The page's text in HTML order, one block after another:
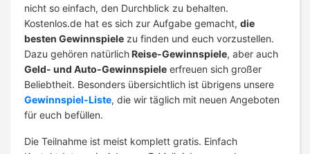
nicht so einfach, den Durchblick zu behalten.
Kostenlos.de hat es sich zur Aufgabe gemacht, die
besten Gewinnspiele zu finden und euch vorzustellen.
Dazu gehören natürlichReise-Gewinnspiele, aber auch
Geld- und Auto-Gewinnspiele erfreuen sich großer
Beliebtheit. Besonders übersichtlich ist übrigens unsere
Gewinnspiel-Liste, die wir täglich mit neuen Angeboten
für euch befüllen.
Die Teilnahme ist meist komplett gratis. Einfach